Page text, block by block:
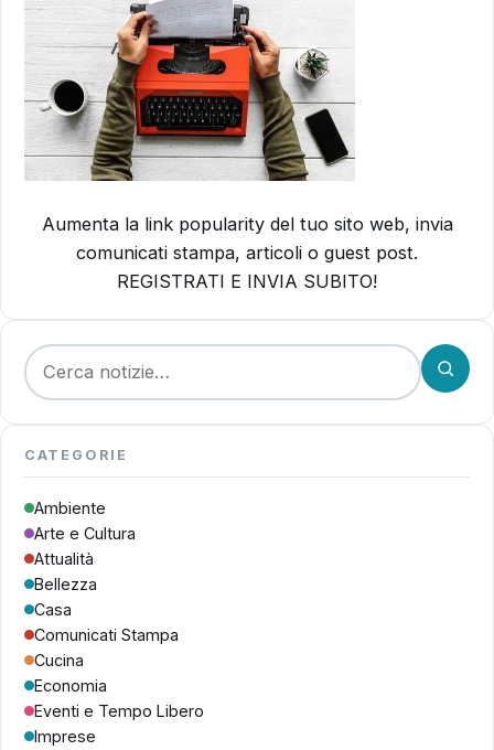
Aumenta la link popularity del tuo sito web, invia
comunicati stampa, articoli o guest post.
REGISTRATI E INVIA SUBITO!
Cerca:
CATEGORIE
Ambiente
Arte e Cultura
Attualità
Bellezza
Casa
Comunicati Stampa
Cucina
Economia
Eventi e Tempo Libero
Imprese